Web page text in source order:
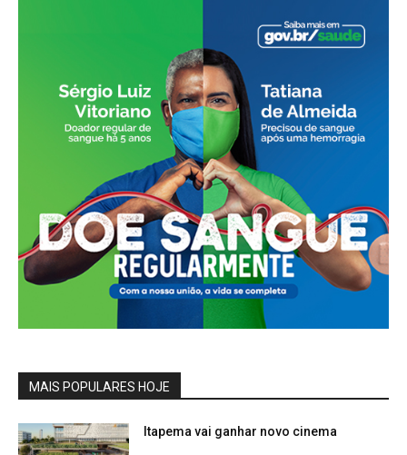
MAIS POPULARES HOJE
Itapema vai ganhar novo cinema